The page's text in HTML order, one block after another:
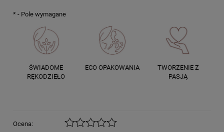
* - Pole wymagane
ŚWIADOME
RĘKODZIEŁO
ECO OPAKOWANIA
TWORZENIE Z
PASJĄ
Ocena: